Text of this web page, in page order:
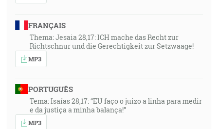
FRANÇAIS
Thema: Jesaia 28,17: ICH mache das Recht zur
Richtschnur und die Gerechtigkeit zur Setzwaage!
MP3
PORTUGUÊS
Tema: Isaías 28,17: “EU faço o juizo a linha para medir
e da justiça a minha balança!”
MP3